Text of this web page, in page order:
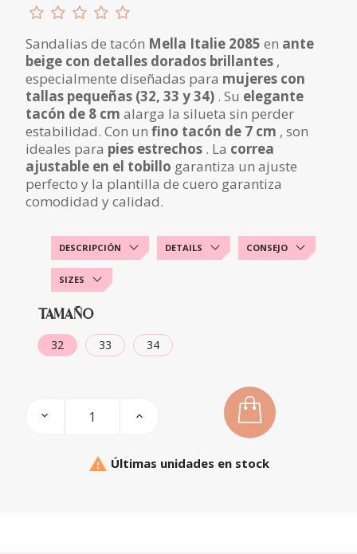
Sandalias de tacón Mella Italie 2085 en ante
beige con detalles dorados brillantes ,
especialmente diseñadas para mujeres con
tallas pequeñas (32, 33 y 34) . Su elegante
tacón de 8 cm alarga la silueta sin perder
estabilidad. Con un fino tacón de 7 cm , son
ideales para pies estrechos . La correa
ajustable en el tobillo garantiza un ajuste
perfecto y la plantilla de cuero garantiza
comodidad y calidad.
DESCRIPCIÓN DETAILS CONSEJO
SIZES
TAMAÑO
32 33 34
 Últimas unidades en stock